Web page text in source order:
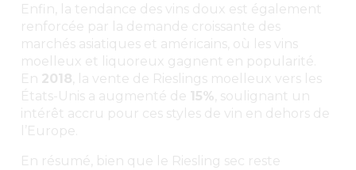
Enfin, la tendance des vins doux est également
renforcée par la demande croissante des
marchés asiatiques et américains, où les vins
moelleux et liquoreux gagnent en popularité.
En 2018 , la vente de Rieslings moelleux vers les
États-Unis a augmenté de 15% , soulignant un
intérêt accru pour ces styles de vin en dehors de
l’Europe.
En résumé, bien que le Riesling sec reste